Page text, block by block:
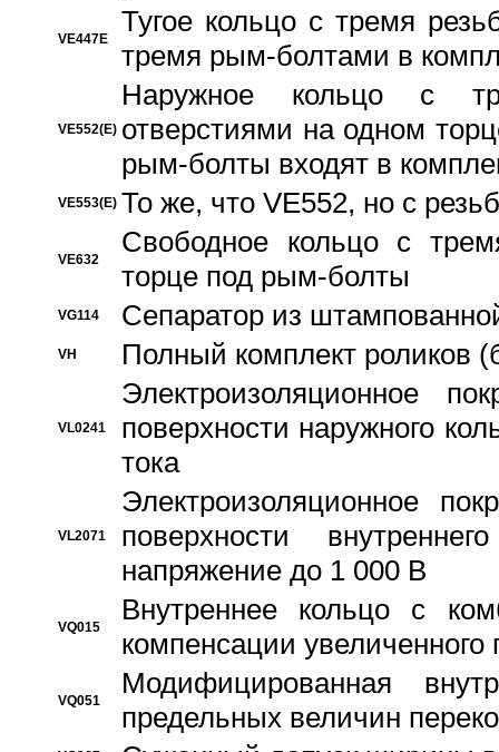
VE447E
Тугое кольцо с тремя
тремя рым-болтами в
VE552(E)
Наружное кольцо с
отверстиями на одном
рым-болты входят в
VE553(E) То же, что VE552, но с
VE632
Свободное кольцо с
торце под рым-болты
VG114 Сепаратор из
VH Полный комплект роликов
VL0241
Электроизоляционное
поверхности наружного
тока
VL2071
Электроизоляционное
поверхности
напряжение до 1 000 В
VQ015
Bнутреннее кольцо с
компенсации увеличенного
VQ051
Модифицированная
предельных величин